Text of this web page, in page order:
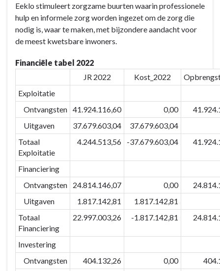
naar
navigatie
BD-
We
onze
kwaliteitsvolle
gezondheids-
sociale
voorzieningen
kansen
geven
inwoners
Eeklo stimuleert zorgzame buurten waarin professionele
hulp en informele zorg worden ingezet om de zorg die
nodig is, waar te maken, met bijzondere aandacht voor
de meest kwetsbare inwoners.
Financiële tabel 2022
JR 2022
Kost_2022
Exploitatie
Ontvangsten 41.924.116,60 0,00
Uitgaven
37.679.603,04
37.679.603,04
Totaal
Exploitatie
4.244.513,56 -37.679.603,04
Financiering
Ontvangsten
24.814.146,07 0,00
Uitgaven
1.817.142,81
1.817.142,81
Totaal
Financiering
22.997.003,26 -1.817.142,81
Investering
Ontvangsten
404.132,26 0,00